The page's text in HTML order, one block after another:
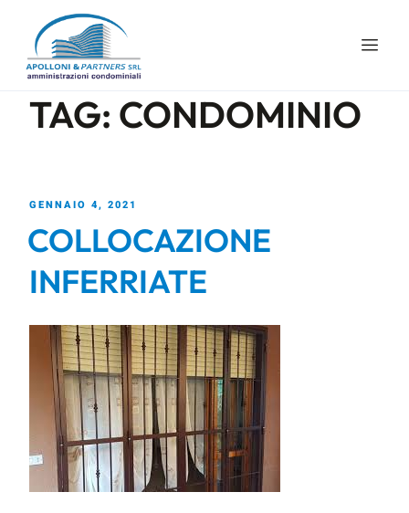
TAG: CONDOMINIO
GENNAIO 4, 2021
COLLOCAZIONE
INFERRIATE